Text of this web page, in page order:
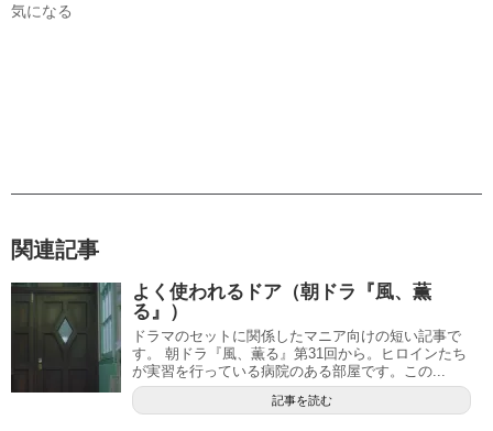
気になる
関連記事
よく使われるドア（朝ドラ『風、薫
る』）
ドラマのセットに関係したマニア向けの短い記事で
す。 朝ドラ『風、薫る』第31回から。ヒロインたち
が実習を行っている病院のある部屋です。この...
記事を読む